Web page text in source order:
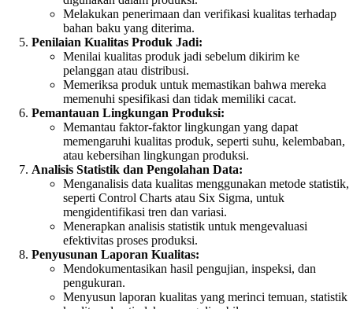
Melakukan penerimaan dan verifikasi kualitas terhadap
bahan baku yang diterima.
Penilaian Kualitas Produk Jadi:
Menilai kualitas produk jadi sebelum dikirim ke
pelanggan atau distribusi.
Memeriksa produk untuk memastikan bahwa mereka
memenuhi spesifikasi dan tidak memiliki cacat.
Pemantauan Lingkungan Produksi:
Memantau faktor-faktor lingkungan yang dapat
memengaruhi kualitas produk, seperti suhu, kelembaban,
atau kebersihan lingkungan produksi.
Analisis Statistik dan Pengolahan Data:
Menganalisis data kualitas menggunakan metode statistik,
seperti Control Charts atau Six Sigma, untuk
mengidentifikasi tren dan variasi.
Menerapkan analisis statistik untuk mengevaluasi
efektivitas proses produksi.
Penyusunan Laporan Kualitas:
Mendokumentasikan hasil pengujian, inspeksi, dan
pengukuran.
Menyusun laporan kualitas yang merinci temuan, statistik